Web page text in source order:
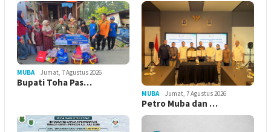
MUBA Jumat, 7 Agustus 2026
Bupati Toha Pas…
MUBA Jumat, 7 Agustus 2026
Petro Muba dan …